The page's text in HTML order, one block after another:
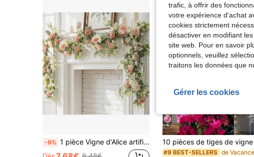
-9% 1 pièce Vigne d'Alice artificielle de 175 cm, en matériau de tissu, convient pour la décoration de mariage, l'extérieur, la décoration de fête, le centre de table, la décoration de printemps/été, la Saint-Valentin, les cadeaux, les anniversaires, les remises de diplômes
5
#9 BEST-SELLERS
trafic, à offrir des
votre expérience d'achat
cookies strictement
désactiver en modifiant
site web. Pour en savoir
optionnels, veuillez
traitons les données que
Gérer les cookies